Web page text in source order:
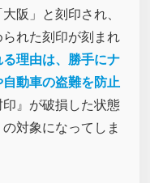
阪」と刻印され、
れた刻印が刻まれ
理由は、勝手にナ
動車の盗難を防止
』が破損した状態
対象になってしま